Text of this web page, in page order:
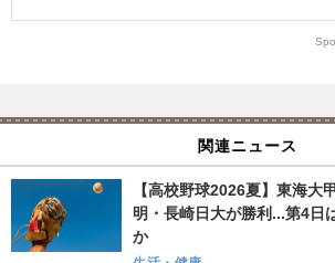
関連ニュース
【高校野球2026夏】東海大
明・長崎日大が勝利...第4日
か